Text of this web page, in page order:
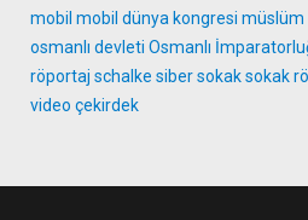
mobil mobil dünya kongresi müslüm
osmanlı devleti Osmanlı
röportaj schalke sibersokaksokak
video çekirdek